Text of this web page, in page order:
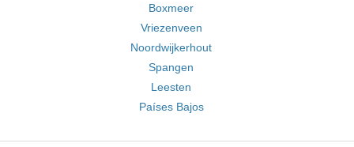
Boxmeer
Vriezenveen
Noordwijkerhout
Spangen
Leesten
Países Bajos